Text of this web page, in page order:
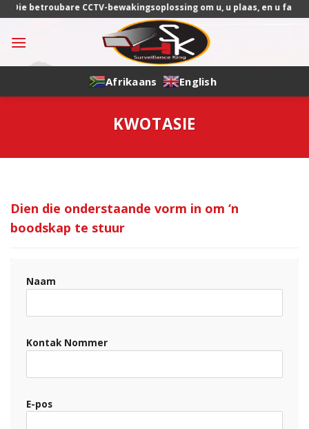
Skip
content
CCTV-bewakingsoplossing om u, u plaas, en u familie veilig
Afrikaans English
KWOTASIE
Dien die onderstaande vorm in om ‘n
boodskap te stuur
Naam
Kontak Nommer
E-pos